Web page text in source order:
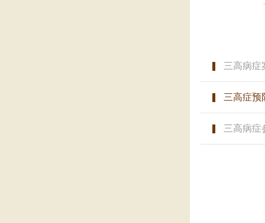
三高病症
三高症预
三高病症